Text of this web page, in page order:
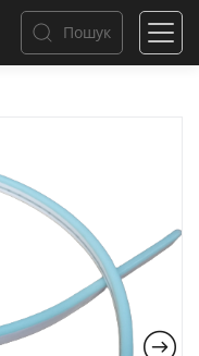
Пошук